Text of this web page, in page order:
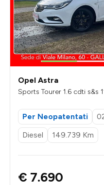
Opel Astra
Sports Tourer 1.6 cdti s&s
Per Neopatentati
Diesel
149.739 Km
€ 7.690